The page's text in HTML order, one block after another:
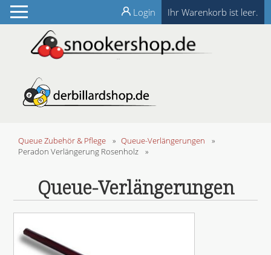
Ihr Warenkorb ist leer.
Login
Queue Zubehör & Pflege » Queue-Verlängerungen
»
Peradon Verlängerung Rosenholz
»
Queue-Verlängerungen